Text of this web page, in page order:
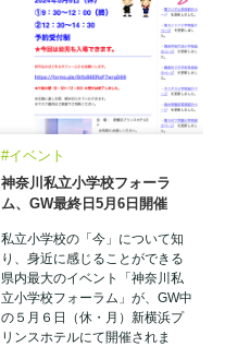
#イベント
神奈川私立小学校フォーラ
ム、GW最終日5月6日開催
私立小学校の「今」について知
り、身近に感じることができる
県内最大のイベント「神奈川私
立小学校フォーラム」が、GW中
の５月６日（休・月）新横浜プ
リンスホテルにて開催されま